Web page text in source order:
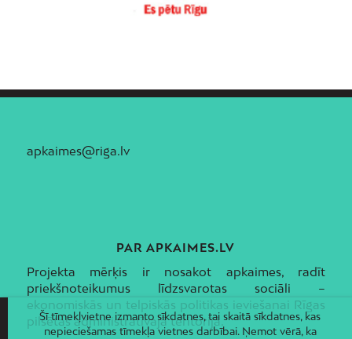
apkaimes@riga.lv
PAR APKAIMES.LV
Projekta mērķis ir nosakot apkaimes, radīt
priekšnoteikumus līdzsvarotas sociāli –
ekonomiskās un telpiskās politikas ieviešanai Rīgas
pilsētas administratīvajā teritorijā.
Šī tīmekļvietne izmanto sīkdatnes, tai skaitā sīkdatnes, kas
nepieciešamas tīmekļa vietnes darbībai. Ņemot vērā, ka